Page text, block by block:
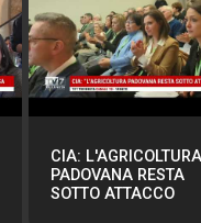
CIA: L'AGRICOLTURA
PADOVANA RESTA
SOTTO ATTACCO